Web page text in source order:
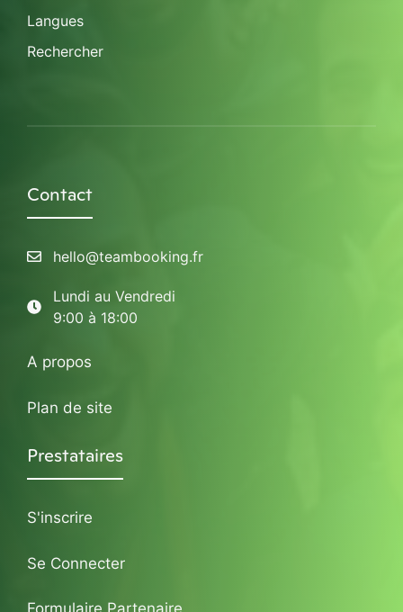
Langues
Rechercher
Contact
hello@teambooking.fr
Lundi au Vendredi
9:00 à 18:00
A propos
Plan de site
Prestataires
S'inscrire
Se Connecter